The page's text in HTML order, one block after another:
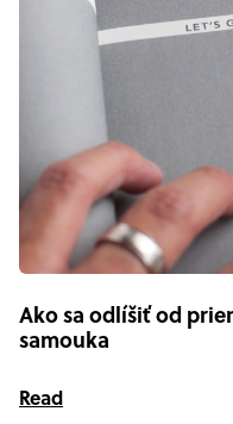
Ako sa odlíšiť od
samouka
Read